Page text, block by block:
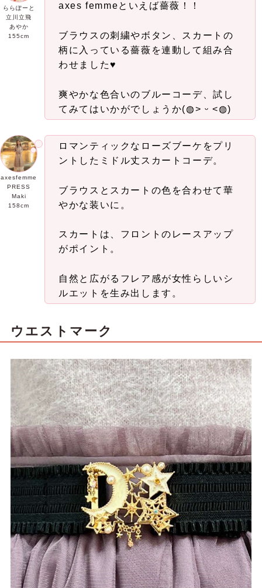
ららぽーと
立川立飛
あやか
155cm
axes femmeといえば薔薇！！
ブラウスの刺繍やボタン、スカートの
柄に入っている薔薇を連動して組み合
わせました♥
爽やかな色合いのブルーコーデ、試し
てみてはいかがでしょうか(◍˃ ᵕ ˂◍)
axesfemme
PRESS
Maki
158cm
ロマンティックなローズブーケをプリ
ントしたミドル丈スカートコーデ。
ブラウスとスカートの色を合わせて華
やかな装いに。
スカートは、フロントのレースアップ
がポイント。
自然と広がるフレア感が女性らしいシ
ルエットを生み出します。
ウエストマーク